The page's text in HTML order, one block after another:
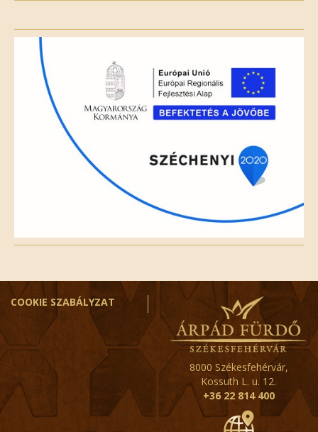
field
empty.
COOKIE SZABÁLYZAT
8000 Székesfehérvár,
Kossuth L. u. 12.
+36 22 814 400